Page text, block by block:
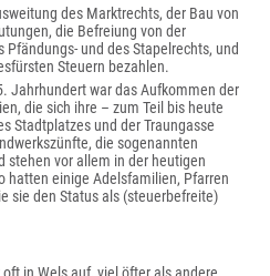
des Marktrechts, der Bau von
die Befreiung von der
und des Stapelrechts, und
Steuern bezahlen.
Jahrhundert war das Aufkommen der
die sich ihre – zum Teil bis heute
Stadtplatzes und der Traungasse
die sogenannten
stehen vor allem in der heutigen
hatten einige Adelsfamilien, Pfarren
sie den Status als (steuerbefreite)